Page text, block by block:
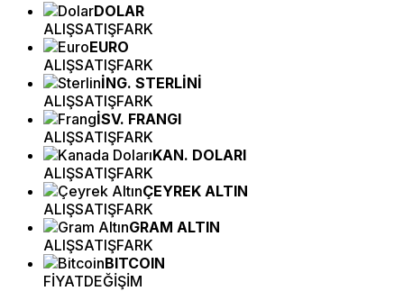
DOLAR
ALIŞSATIŞFARK
EURO
ALIŞSATIŞFARK
İNG. STERLİNİ
ALIŞSATIŞFARK
İSV. FRANGI
ALIŞSATIŞFARK
KAN. DOLARI
ALIŞSATIŞFARK
ÇEYREK ALTIN
ALIŞSATIŞFARK
GRAM ALTIN
ALIŞSATIŞFARK
BITCOIN
FİYATDEĞİŞİM